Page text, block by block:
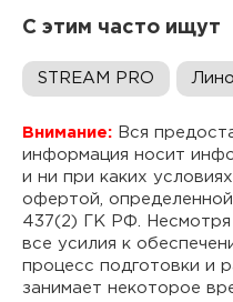
С этим часто ищут
STREAM PRO
Внимание: Вся
информация носит
и ни при каких
офертой,
437(2) ГК РФ.
все усилия к
процесс подготовки и
занимает некоторое